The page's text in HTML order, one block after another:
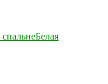
Белая